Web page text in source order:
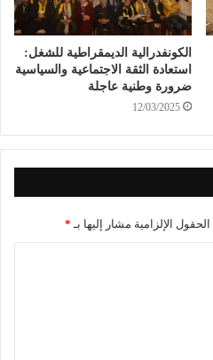
الكونفدرالية الديمقراطية للشغل:
استعادة الثقة الاجتماعية والسياسية
ضرورة وطنية عاجلة
12/03/2025
الحقول الإلزامية مشار إليها بـ *